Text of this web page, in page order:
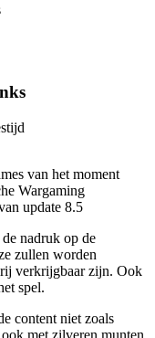
van het moment
Wargaming
update 8.5
nadruk op de
zullen worden
verkrijgbaar zijn. Ook
spel.
content niet zoals
met zilveren munten